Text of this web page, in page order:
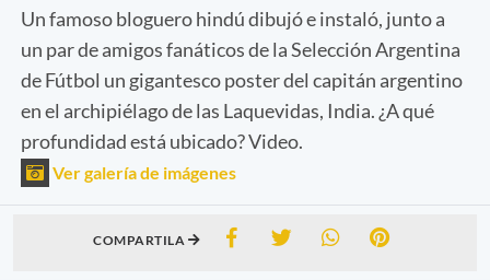
Un famoso bloguero hindú dibujó e instaló, junto a
un par de amigos fanáticos de la Selección Argentina
de Fútbol un gigantesco poster del capitán argentino
en el archipiélago de las Laquevidas, India. ¿A qué
profundidad está ubicado? Video.
Ver galería de imágenes
COMPARTILA